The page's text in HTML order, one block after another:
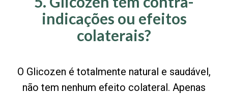
indicações ou efeitos
colaterais?
O Glicozen é totalmente natural e saudável,
não tem nenhum efeito colateral. Apenas